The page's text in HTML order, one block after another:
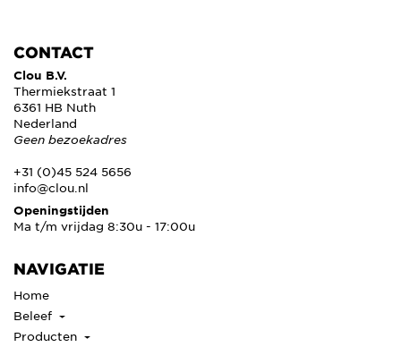
CONTACT
Clou B.V.
Thermiekstraat 1
6361 HB Nuth
Nederland
Geen bezoekadres
+31 (0)45 524 5656
info@clou.nl
Openingstijden
Ma t/m vrijdag 8:30u - 17:00u
NAVIGATIE
Home
Beleef
Producten